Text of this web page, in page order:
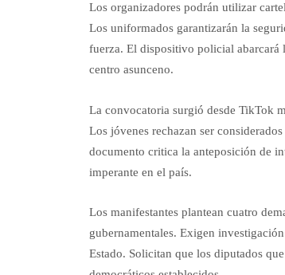
Los organizadores podrán utilizar
Los uniformados garantizarán la
fuerza. El dispositivo policial abarcará
centro asunceno.
La convocatoria surgió desde TikTok
Los jóvenes rechazan ser
documento critica la anteposición de
imperante en el país.
Los manifestantes plantean cuatro
gubernamentales. Exigen
Estado. Solicitan que los diputados